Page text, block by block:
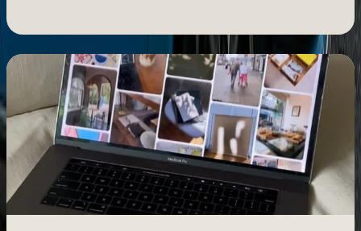
landen. Social commerce, waarbij winkelen en social
media samenkomen in één omgeving, is daarmee geen
toekomstmuziek meer, maar gewoon realiteit. In deze blog
leggen we uit hoe TikTok Shop werkt, wat de kansen zijn
voor Nederlandse merken en hoe je als merk of marketeer
snel kunt instappen.